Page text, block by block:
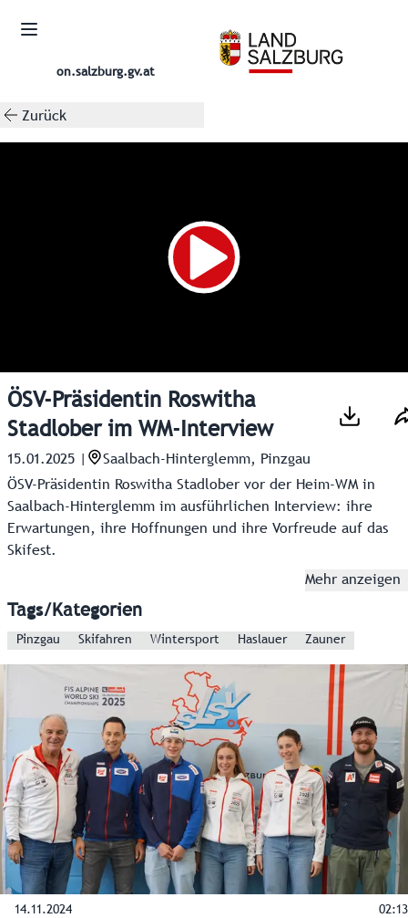
on.salzburg.gv.at
Zurück
ÖSV-Präsidentin Roswitha
Stadlober im WM-Interview
15.01.2025
Saalbach-Hinterglemm, Pinzgau
ÖSV-Präsidentin Roswitha Stadlober vor der Heim-WM in
Saalbach-Hinterglemm im ausführlichen Interview: ihre
Erwartungen, ihre Hoffnungen und ihre Vorfreude auf das
Skifest.
Mehr anzeigen
Tags/Kategorien
Pinzgau Skifahren Wintersport Haslauer Zauner
14.11.2024 02:13